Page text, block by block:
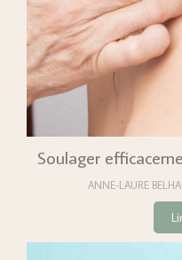
Soulager
ANNE-LAURE